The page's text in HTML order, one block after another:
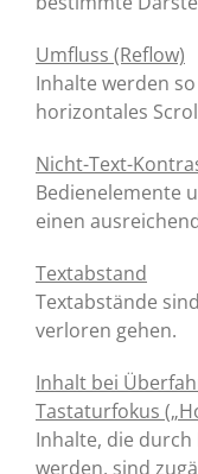
Umfluss (Reflow)
Inhalte werden
horizontales
Nicht-Text-
Bedienelemente
einen
Textabstand
Textabstände
verloren gehen.
Inhalt bei
Tastaturfokus
Inhalte, die
werden, sind